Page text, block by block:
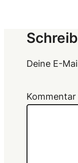
Deine E-
Kommentar